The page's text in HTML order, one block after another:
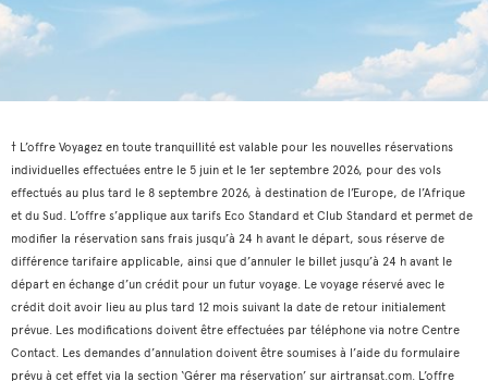
† L’offre Voyagez en toute tranquillité est valable pour les nouvelles réservations
individuelles effectuées entre le 5 juin et le 1er septembre 2026, pour des vols
effectués au plus tard le 8 septembre 2026, à destination de l’Europe, de l’Afrique
et du Sud. L’offre s’applique aux tarifs Eco Standard et Club Standard et permet de
modifier la réservation sans frais jusqu’à 24 h avant le départ, sous réserve de
différence tarifaire applicable, ainsi que d’annuler le billet jusqu’à 24 h avant le
départ en échange d’un crédit pour un futur voyage. Le voyage réservé avec le
crédit doit avoir lieu au plus tard 12 mois suivant la date de retour initialement
prévue. Les modifications doivent être effectuées par téléphone via notre Centre
Contact. Les demandes d’annulation doivent être soumises à l’aide du formulaire
prévu à cet effet via la section ‘Gérer ma réservation’ sur airtransat.com. L’offre